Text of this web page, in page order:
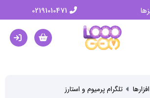
تلگرام پرمیوم و استارز